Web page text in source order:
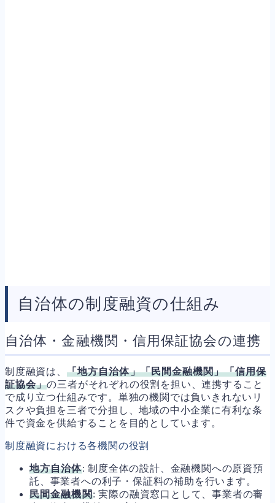
自治体の制度融資の仕組み
自治体・金融機関・信用保証協会の連携
制度融資は、 「地方自治体」「民間金融機関」「信用保
証協会」の三者がそれぞれの役割を担い、連携すること
で成り立つ仕組みです。単独の機関では負いきれないリ
スクや負担を三者で分担し、地域の中小企業に有利な条
件で資金を供給することを目的としています。
制度融資における各機関の役割
地方自治体: 制度全体の設計、金融機関への原資預
託、事業者への利子・保証料の補助を行います。
民間金融機関: 実際の融資窓口として、事業者の審